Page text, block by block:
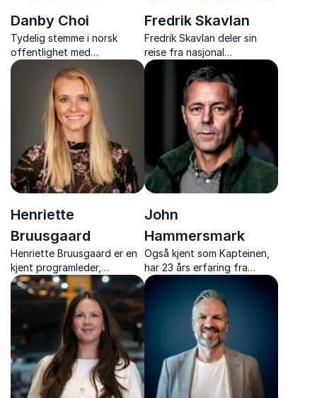
Danby Choi
Tydelig stemme i norsk
offentlighet med
ytringsfrihet som
kjerneengasjement.
Fredrik Skavlan
Fredrik Skavlan deler sin
reise fra nasjonal
journalistikk til internasjonalt
talkshow, og hvordan enkle
sosiale teknikker kan øke
effektiviteten, dempe
konflikter og styrke en
moderne bedriftskultur.
Henriette
Bruusgaard
Henriette Bruusgaard er en
kjent programleder,
skuespiller, sanger og
konferansier.
John
Hammersmark
Også kjent som Kapteinen,
har 23 års erfaring fra
Forsvaret men har også
jobbet i næringslivet. Tidlig
begynte han å undre seg
over hva det er som får
mennesker til å virke; som
individer og i gruppe.